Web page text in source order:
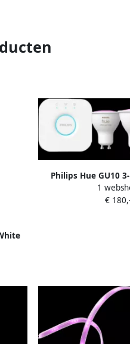
Philips Hue GU10
1
€